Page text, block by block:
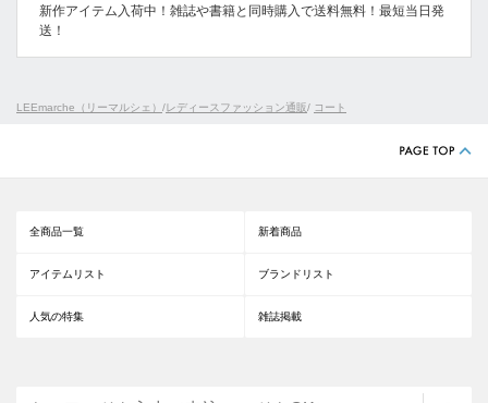
新作アイテム入荷中！雑誌や書籍と同時購入で送料無料！最短当日発
送！
LEEmarche（リーマルシェ） /レディースファッション通販/ コート
全商品一覧 新着商品
アイテムリスト ブランドリスト
人気の特集 雑誌掲載